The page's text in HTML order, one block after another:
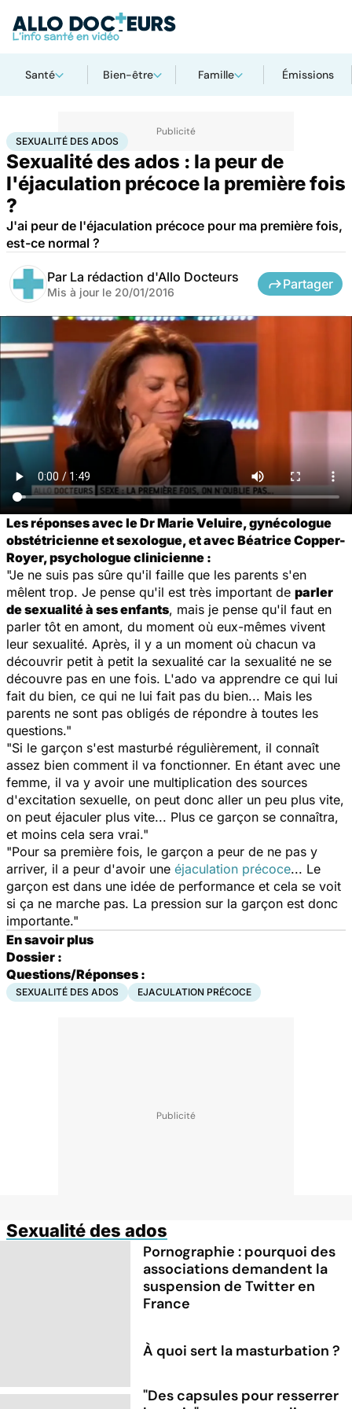
Santé Bien-être Famille Émissions
AccueilBien-êtreSexoSexualité des ados
SEXUALITÉ DES ADOS
Sexualité des ados : la peur de
l'éjaculation précoce la première fois
?
J'ai peur de l'éjaculation précoce pour ma première fois,
est-ce normal ?
Par La rédaction d'Allo Docteurs
Mis à jour le 20/01/2016
Partager
Les réponses avec le Dr Marie Veluire, gynécologue
obstétricienne et sexologue, et avec Béatrice Copper-
Royer, psychologue clinicienne :
"Je ne suis pas sûre qu'il faille que les parents s'en
mêlent trop. Je pense qu'il est très important de parler
de sexualité à ses enfants, mais je pense qu'il faut en
parler tôt en amont, du moment où eux-mêmes vivent
leur sexualité. Après, il y a un moment où chacun va
découvrir petit à petit la sexualité car la sexualité ne se
découvre pas en une fois. L'ado va apprendre ce qui lui
fait du bien, ce qui ne lui fait pas du bien... Mais les
parents ne sont pas obligés de répondre à toutes les
questions."
"Si le garçon s'est masturbé régulièrement, il connaît
assez bien comment il va fonctionner. En étant avec une
femme, il va y avoir une multiplication des sources
d'excitation sexuelle, on peut donc aller un peu plus vite,
on peut éjaculer plus vite... Plus ce garçon se connaîtra,
et moins cela sera vrai."
"Pour sa première fois, le garçon a peur de ne pas y
arriver, il a peur d'avoir une éjaculation précoce... Le
garçon est dans une idée de performance et cela se voit
si ça ne marche pas. La pression sur la garçon est donc
importante."
En savoir plus
Dossier :
Questions/Réponses :
SEXUALITÉ DES ADOS EJACULATION PRÉCOCE
Sexualité des ados
Pornographie : pourquoi des
associations demandent la
suspension de Twitter en
France
À quoi sert la masturbation ?
"Des capsules pour resserrer